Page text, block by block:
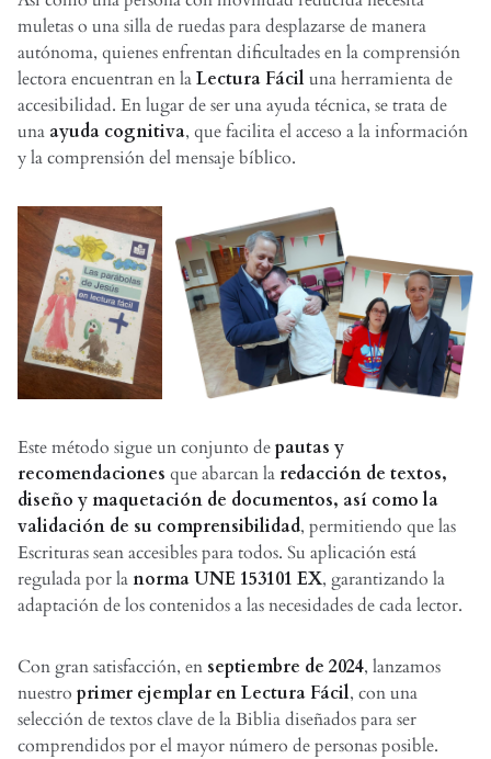
muletas o una silla de ruedas para desplazarse de manera
autónoma, quienes enfrentan dificultades en la comprensión
lectora encuentran en laLectura Fácil una herramienta de
accesibilidad. En lugar de ser una ayuda técnica, se trata de
una ayuda cognitiva, que facilita el acceso a la información
y la comprensión del mensaje bíblico.
Este método sigue un conjunto depautas y
recomendaciones que abarcan la redacción de textos,
diseño y maquetación de documentos, así como la
validación de su comprensibilidad, permitiendo que las
Escrituras sean accesibles para todos. Su aplicación está
regulada por la norma UNE 153101 EX, garantizando la
adaptación de los contenidos a las necesidades de cada lector.
Con gran satisfacción, en septiembre de 2024, lanzamos
nuestro primer ejemplar en Lectura Fácil, con una
selección de textos clave de la Biblia diseñados para ser
comprendidos por el mayor número de personas posible.